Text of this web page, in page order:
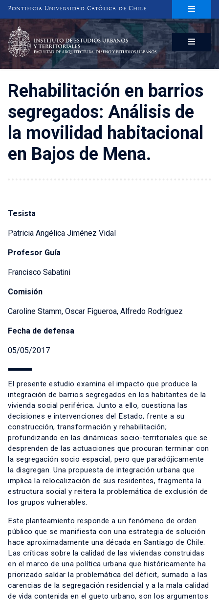
Pontificia Universidad Católica de Chile
INSTITUTO DE ESTUDIOS URBANOS
Y TERRITORIALES
FACULTAD DE ARQUITECTURA, DISEÑO Y ESTUDIOS URBANOS
Rehabilitación en barrios
segregados: Análisis de
la movilidad habitacional
en Bajos de Mena.
Tesista
Patricia Angélica Jiménez Vidal
Profesor Guía
Francisco Sabatini
Comisión
Caroline Stamm, Oscar Figueroa, Alfredo Rodríguez
Fecha de defensa
05/05/2017
El presente estudio examina el impacto que produce la
integración de barrios segregados en los habitantes de la
vivienda social periférica. Junto a ello, cuestiona las
decisiones e intervenciones del Estado, frente a su
construcción, transformación y rehabilitación;
profundizando en las dinámicas socio-territoriales que se
desprenden de las actuaciones que procuran terminar con
la segregación socio espacial, pero que paradójicamente
la disgregan. Una propuesta de integración urbana que
implica la relocalización de sus residentes, fragmenta la
estructura social y reitera la problemática de exclusión de
los grupos vulnerables.
Este planteamiento responde a un fenómeno de orden
público que se manifiesta con una estrategia de solución
hace aproximadamente una década en Santiago de Chile.
Las críticas sobre la calidad de las viviendas construidas
en el marco de una política urbana que históricamente ha
priorizado saldar la problemática del déficit, sumado a las
carencias de la segregación residencial y a la mala calidad
de vida contenida en el gueto urbano, son los argumentos